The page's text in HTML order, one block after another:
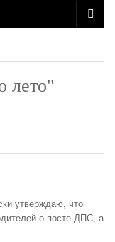
лето"
утверждаю, что
о посте ДПС, а